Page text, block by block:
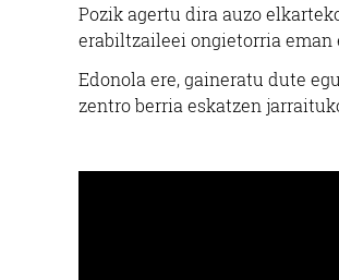
Pozik agertu dira auzo
erabiltzaileei ongietorria eman
Edonola ere, gaineratu dute
zentro berria eskatzen